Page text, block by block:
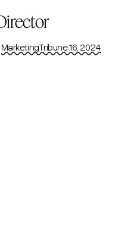
MarketingTribune 16, 2024